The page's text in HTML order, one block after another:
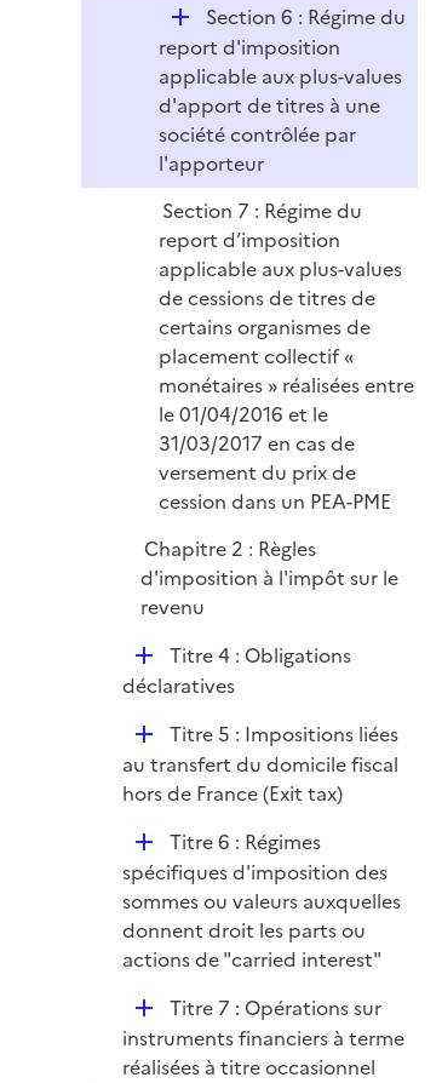
D
é
p
l
i
e
r
Section 6 : Régime du
report d'imposition
applicable aux plus-values
d'apport de titres à une
société contrôlée par
l'apporteur
Section 7 : Régime du
report d’imposition
applicable aux plus-values
de cessions de titres de
certains organismes de
placement collectif «
monétaires » réalisées entre
le 01/04/2016 et le
31/03/2017 en cas de
versement du prix de
cession dans un PEA-PME
Chapitre 2 : Règles
d'imposition à l'impôt sur le
revenu
D
é
i
e
Titre 4 : Obligations
déclaratives
D
é
p
e
r
Titre 5 : Impositions liées
au transfert du domicile fiscal
hors de France (Exit tax)
D
é
p
l
i
Titre 6 : Régimes
spécifiques d'imposition des
sommes ou valeurs auxquelles
donnent droit les parts ou
actions de "carried interest"
D
é
p
Titre 7 : Opérations sur
instruments financiers à terme
réalisées à titre occasionnel